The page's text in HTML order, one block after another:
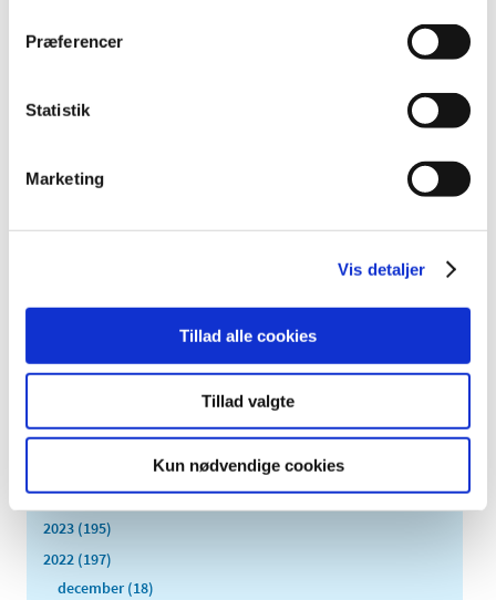
Præferencer
Statistik
Marketing
Vis detaljer
Tillad alle cookies
Tillad valgte
Kun nødvendige cookies
Tilst
Lægemiddelstyrelsen på ny givet tilladelse til
Stærkere rolle til EMA i EU’s kriseberedskab for
håndtering af lægemidler og medicinsk udstyr
|2. marts 2022|
Første marts træder den nye EU-forordning i kraft, som
Alle (2506)
2026 (84)
2024 (224)
2023 (195)
2022 (197)
december (18)